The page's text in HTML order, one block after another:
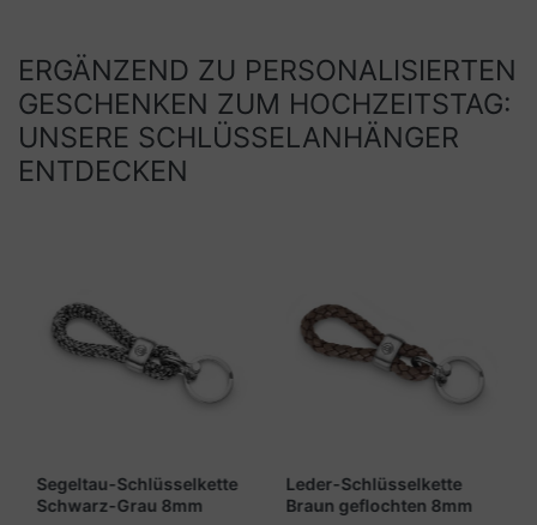
Segeltau-Schlüsselkette
Schwarz-Grau 8mm
Leder-Schlüsselkette
Braun geflochten 8mm
ERGÄNZEND ZU PERSONALISIERTEN
GESCHENKEN ZUM HOCHZEITSTAG:
UNSERE SCHLÜSSELANHÄNGER
ENTDECKEN